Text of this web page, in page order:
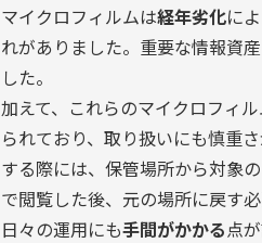
マイクロフィルムは経年劣化に
れがありました。重要な情報資
した。
加えて、これらのマイクロフィ
られており、取り扱いにも慎重
する際には、保管場所から対象
で閲覧した後、元の場所に戻す
日々の運用にも手間がかかる点